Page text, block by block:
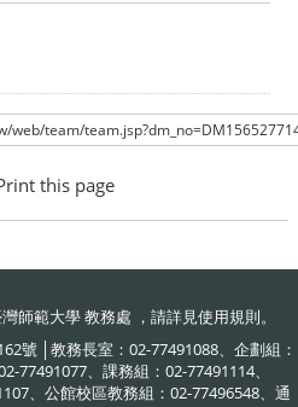
web/team/
this page
師範大學 教務處 ，請詳見使用規則。
號 │教務長室：02-77491088、企劃組：
77491077、課務組：02-77491114、
、公館校區教務組：02-77496548、通